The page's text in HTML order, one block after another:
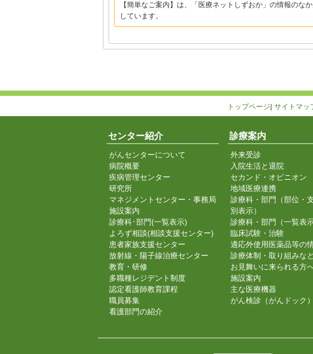
【簡単なご案内】は、「医療ネットしずおか」の情報の
しています。
トップページ| サイトマッ
センター紹介
がんセンターについて
病院概要
疾病管理センター
研究所
マネジメントセンター・事務局
施設案内
診療科･部門(一覧表示)
よろず相談(相談支援センター)
患者家族支援センター
放射線・陽子線治療センター
教育・研修
多職種レジデント制度
認定看護師教育課程
職員募集
看護部門の紹介
診療案内
外来受診
入院生活と退院
セカンド・オピニオン
地域医療連携
診療科・部門（部位・
別表示）
診療科・部門（一覧表示
臨床試験・治験
適応外使用医薬品等の
診療体制・取り組みな
お見舞いに来られる方
施設案内
主な医療機器
がん検診（がんドック）